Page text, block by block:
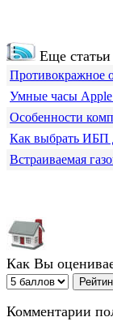
Еще
Противокражное
Умные часы Apple
Особенности
Как выбрать ИБП
Встраиваемая
Как Вы
Комментарии